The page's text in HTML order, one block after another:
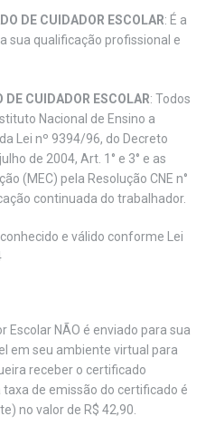
DE CUIDADOR ESCOLAR: É a
sua qualificação profissional e
DE CUIDADOR ESCOLAR: Todos
Nacional de Ensino a
Lei nº 9394/96, do Decreto
de 2004, Art. 1° e 3° e as
(MEC) pela Resolução CNE n°
continuada do trabalhador.
e válido conforme Lei
Escolar NÃO é enviado para sua
em seu ambiente virtual para
receber o certificado
de emissão do certificado é
no valor de R$ 42,90.